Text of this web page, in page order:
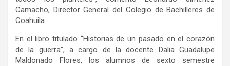
Camacho, Director General del Colegio de Bachilleres de
Coahuila.
En el libro titulado “Historias de un pasado en el corazón
de la guerra”, a cargo de la docente Dalia Guadalupe
Maldonado Flores, los alumnos de sexto semestre